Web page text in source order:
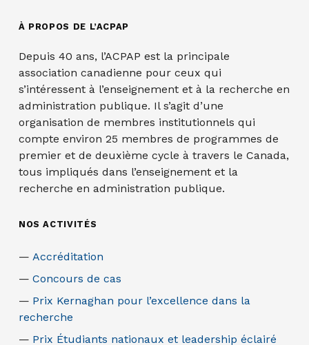
À PROPOS DE L’ACPAP
Depuis 40 ans, l’ACPAP est la principale
association canadienne pour ceux qui
s’intéressent à l’enseignement et à la recherche en
administration publique. Il s’agit d’une
organisation de membres institutionnels qui
compte environ 25 membres de programmes de
premier et de deuxième cycle à travers le Canada,
tous impliqués dans l’enseignement et la
recherche en administration publique.
NOS ACTIVITÉS
Accréditation
Concours de cas
Prix Kernaghan pour l’excellence dans la
recherche
Prix Étudiants nationaux et leadership éclairé